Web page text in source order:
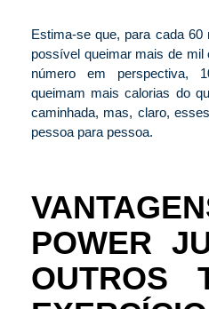
Estima-se que, para cada
possível queimar mais de
número em perspectiva,
queimam mais calorias do
caminhada, mas, claro,
pessoa para pessoa.
POWER
OUTROS